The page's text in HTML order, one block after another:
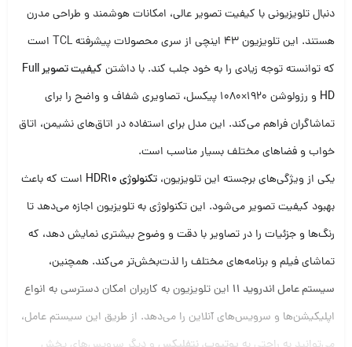
دنبال تلویزیونی با کیفیت تصویر عالی، امکانات هوشمند و طراحی مدرن
هستند. این تلویزیون 43 اینچی از سری محصولات پیشرفته TCL است
که توانسته توجه زیادی را به خود جلب کند. با داشتن
کیفیت تصویر Full
HD
و رزولوشن 1920×1080 پیکسل، تصاویری شفاف و واضح را برای
تماشاگران فراهم می‌کند. این مدل برای استفاده در اتاق‌های نشیمن، اتاق
خواب و فضاهای مختلف بسیار مناسب است.
یکی از ویژگی‌های برجسته این تلویزیون، تکنولوژی HDR10
است که باعث
بهبود کیفیت تصویر می‌شود. این تکنولوژی به تلویزیون اجازه می‌دهد تا
رنگ‌ها و جزئیات را در تصاویر با دقت و وضوح بیشتری نمایش دهد، که
تماشای فیلم و برنامه‌های مختلف را لذت‌بخش‌تر می‌کند. همچنین،
سیستم عامل اندروید 11
این تلویزیون به کاربران امکان دسترسی به انواع
اپلیکیشن‌ها و سرویس‌های آنلاین را می‌دهد. از طریق این سیستم عامل،